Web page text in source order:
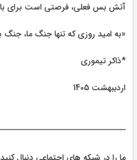
آتش بس فعلی، فرصتی است برای
«به امید روزی که تنها جنگ ما،
*ذاکر تیموری
اردیبهشت 1405